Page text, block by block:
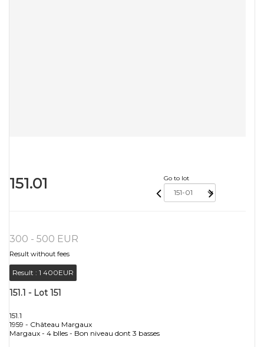
151.01 Go to lot
300 - 500 EUR
Result without fees
Result : 1 400EUR
151.1 - Lot 151
151.1
1959 - Château Margaux
Margaux - 4 blles - Bon niveau dont 3 basses